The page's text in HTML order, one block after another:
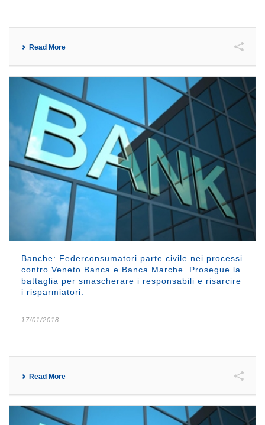
Read More
Banche: Federconsumatori parte civile nei processi
contro Veneto Banca e Banca Marche. Prosegue la
battaglia per smascherare i responsabili e risarcire
i risparmiatori.
17/01/2018
Read More